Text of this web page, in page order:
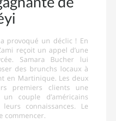
provoqué un déclic ! En
reçoit un appel d’une
Samara Bucher lui
des brunchs locaux à
en Martinique. Les deux
premiers clients une
couple d’américains
connaissances. Le
commencer.